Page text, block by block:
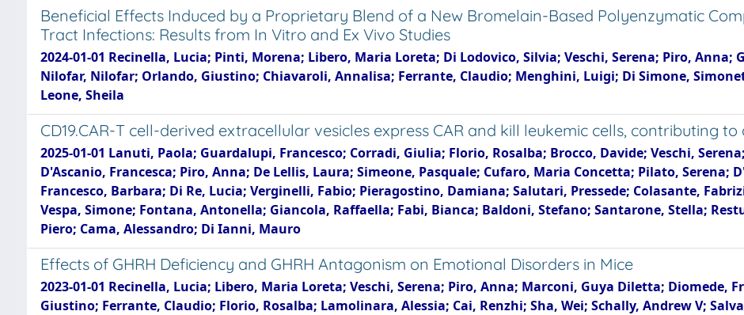
Beneficial Effects Induced by a Proprietary Blend of a New Bromelain-Based Polyenzymatic
Tract Infections: Results from In Vitro and Ex Vivo Studies
2024-01-01 Recinella, Lucia; Pinti, Morena; Libero, Maria Loreta; Di Lodovico, Silvia; Veschi, Serena; Piro,
Nilofar, Nilofar; Orlando, Giustino; Chiavaroli, Annalisa; Ferrante, Claudio; Menghini, Luigi; Di Simone,
Leone, Sheila
CD19.CAR-T cell-derived extracellular vesicles express CAR and kill leukemic cells, contributing
2025-01-01 Lanuti, Paola; Guardalupi, Francesco; Corradi, Giulia; Florio, Rosalba; Brocco, Davide; Veschi,
D'Ascanio, Francesca; Piro, Anna; De Lellis, Laura; Simeone, Pasquale; Cufaro, Maria Concetta; Pilato, Serena;
Francesco, Barbara; Di Re, Lucia; Verginelli, Fabio; Pieragostino, Damiana; Salutari, Pressede; Colasante,
Vespa, Simone; Fontana, Antonella; Giancola, Raffaella; Fabi, Bianca; Baldoni, Stefano; Santarone, Stella;
Piero; Cama, Alessandro; Di Ianni, Mauro
Effects of GHRH Deficiency and GHRH Antagonism on Emotional Disorders in Mice
2023-01-01 Recinella, Lucia; Libero, Maria Loreta; Veschi, Serena; Piro, Anna; Marconi, Guya Diletta; Diomede,
Giustino; Ferrante, Claudio; Florio, Rosalba; Lamolinara, Alessia; Cai, Renzhi; Sha, Wei; Schally, Andrew V;